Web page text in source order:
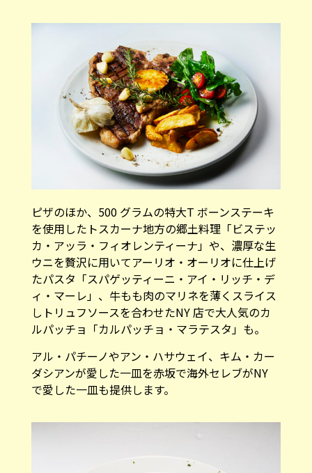
ピザのほか、500 グラムの特大T ボーンステーキ
を使用したトスカーナ地方の郷土料理「ビステッ
カ・アッラ・フィオレンティーナ」や、濃厚な生
ウニを贅沢に用いてアーリオ・オーリオに仕上げ
たパスタ「スパゲッティーニ・アイ・リッチ・デ
ィ・マーレ」、牛もも肉のマリネを薄くスライス
しトリュフソースを合わせたNY 店で大人気のカ
ルパッチョ「カルパッチョ・マラテスタ」も。
アル・パチーノやアン・ハサウェイ、キム・カー
ダシアンが愛した一皿を赤坂で海外セレブがNY
で愛した一皿も提供します。